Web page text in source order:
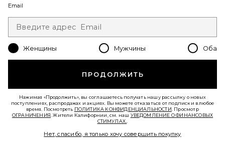
Change Country Regions Preferences
ПОМОГИТЕ НАМ СТАТЬ ЛУЧШЕ!
Пройти краткий опрос о сегодняшнем визите.Вперед!
СЛУЖБА ПОДДЕРЖКИ
© EMINENT, INC. (КОМПАНИЯ REVOLVE GROUP). ВСЕ ПРАВА ЗАЩИЩЕНЫ.
Email
Женщины Мужчины Оба
ПРОДОЛЖИТЬ
Нажимая «Продолжить», вы соглашаетесь получать нашу рассылку о новых
поступлениях, распродажах и акциях. Вы можете отказаться от подписки в любое
время. Посмотреть ПОЛИТИКА КОНФИДЕНЦИАЛЬНОСТИ . Просмотр
ОГРАНИЧЕНИЯ . Жители Калифорнии, см. наш УВЕДОМЛЕНИЕ О ФИНАНСОВЫХ
СТИМУЛАХ.
Нет, спасибо, я только хочу совершить покупку